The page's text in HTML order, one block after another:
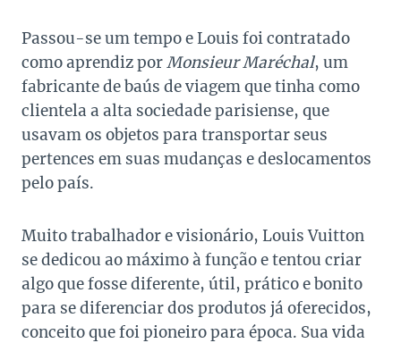
Passou-se um tempo e Louis foi contratado
como aprendiz porMonsieur Maréchal, um
fabricante de baús de viagem que tinha como
clientela a alta sociedade parisiense, que
usavam os objetos para transportar seus
pertences em suas mudanças e deslocamentos
pelo país.
Muito trabalhador e visionário, Louis Vuitton
se dedicou ao máximo à função e tentou criar
algo que fosse diferente, útil, prático e bonito
para se diferenciar dos produtos já oferecidos,
conceito que foi pioneiro para época. Sua vida